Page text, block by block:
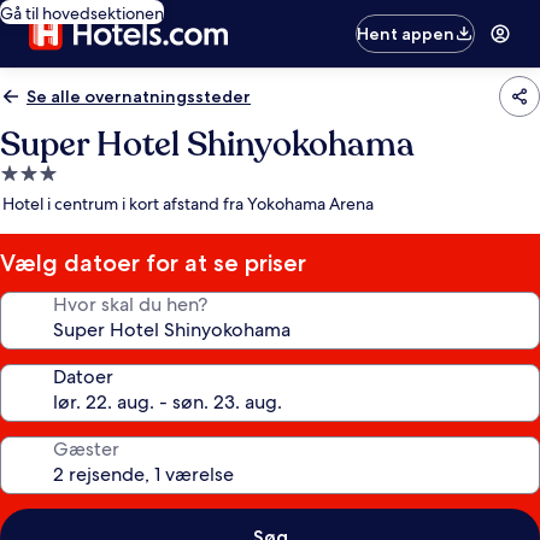
Gå til hovedsektionen
Hent appen
Se alle overnatningssteder
Super Hotel Shinyokohama
3.0-
stjernet
Hotel i centrum i kort afstand fra Yokohama Arena
Vælg datoer for at se priser
Hvor skal du hen?
Datoer
Gæster